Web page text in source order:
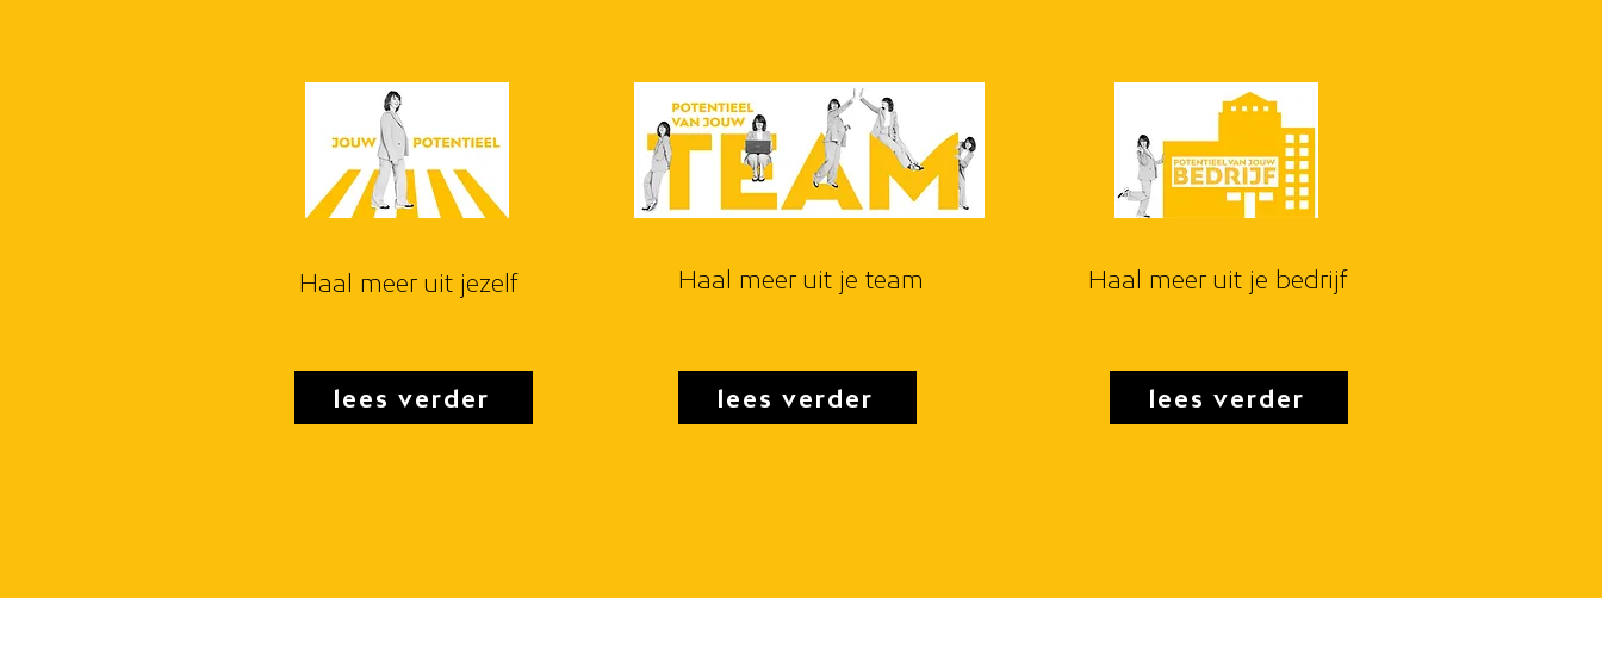
Haal meer uit jezelf
lees verder
Haal meer uit je team
lees verder
Haal meer uit je bedrijf
lees verder